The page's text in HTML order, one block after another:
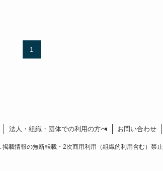
1
法人・組織・団体での利用の方へ お問い合わせ
載情報の無断転載・2次商用利用（組織的利用含む）禁止